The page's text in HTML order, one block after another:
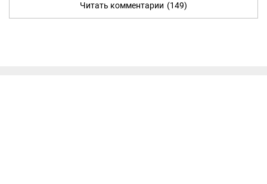
Читать комментарии (149)